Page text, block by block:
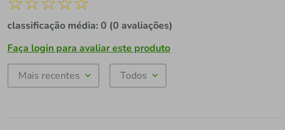
classificação média: 0 (0 avaliações)
Faça login para avaliar este produto
Mais recentes Todos